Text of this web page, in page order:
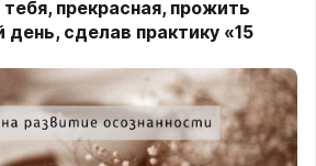
прекрасная, прожить
день, сделав практику «15